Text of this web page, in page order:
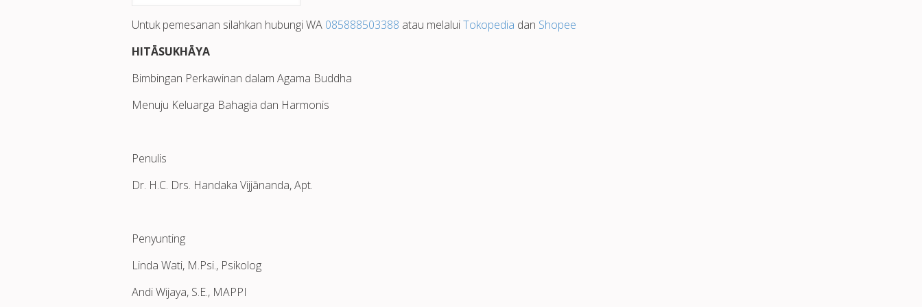
Untuk pemesanan silahkan hubungi WA 085888503388 atau melaluiTokopedia dan Shopee
HITĀSUKHĀYA
Bimbingan Perkawinan dalam Agama Buddha
Menuju Keluarga Bahagia dan Harmonis
Penulis
Dr. H.C. Drs. Handaka Vijjānanda, Apt.
Penyunting
Linda Wati, M.Psi., Psikolog
Andi Wijaya, S.E., MAPPI